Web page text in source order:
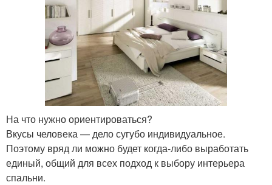
На что нужно ориентироваться?
Вкусы человека — дело сугубо индивидуальное.
Поэтому вряд ли можно будет когда-либо выработать
единый, общий для всех подход к выбору интерьера
спальни.